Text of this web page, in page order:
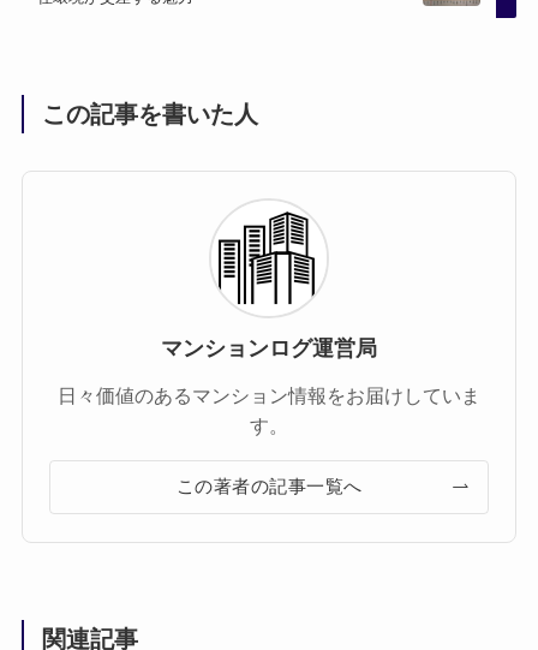
この記事を書いた人
マンションログ運営局
日々価値のあるマンション情報をお届けしていま
す。
この著者の記事一覧へ
関連記事